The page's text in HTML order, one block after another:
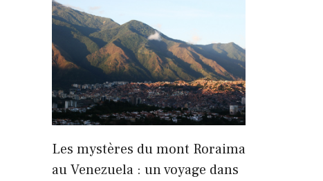
Les mystères du mont Roraima
au Venezuela : un voyage dans